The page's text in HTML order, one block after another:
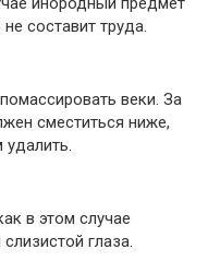
составит труда.
веки. За
сместиться ниже,
в этом случае
глаза.